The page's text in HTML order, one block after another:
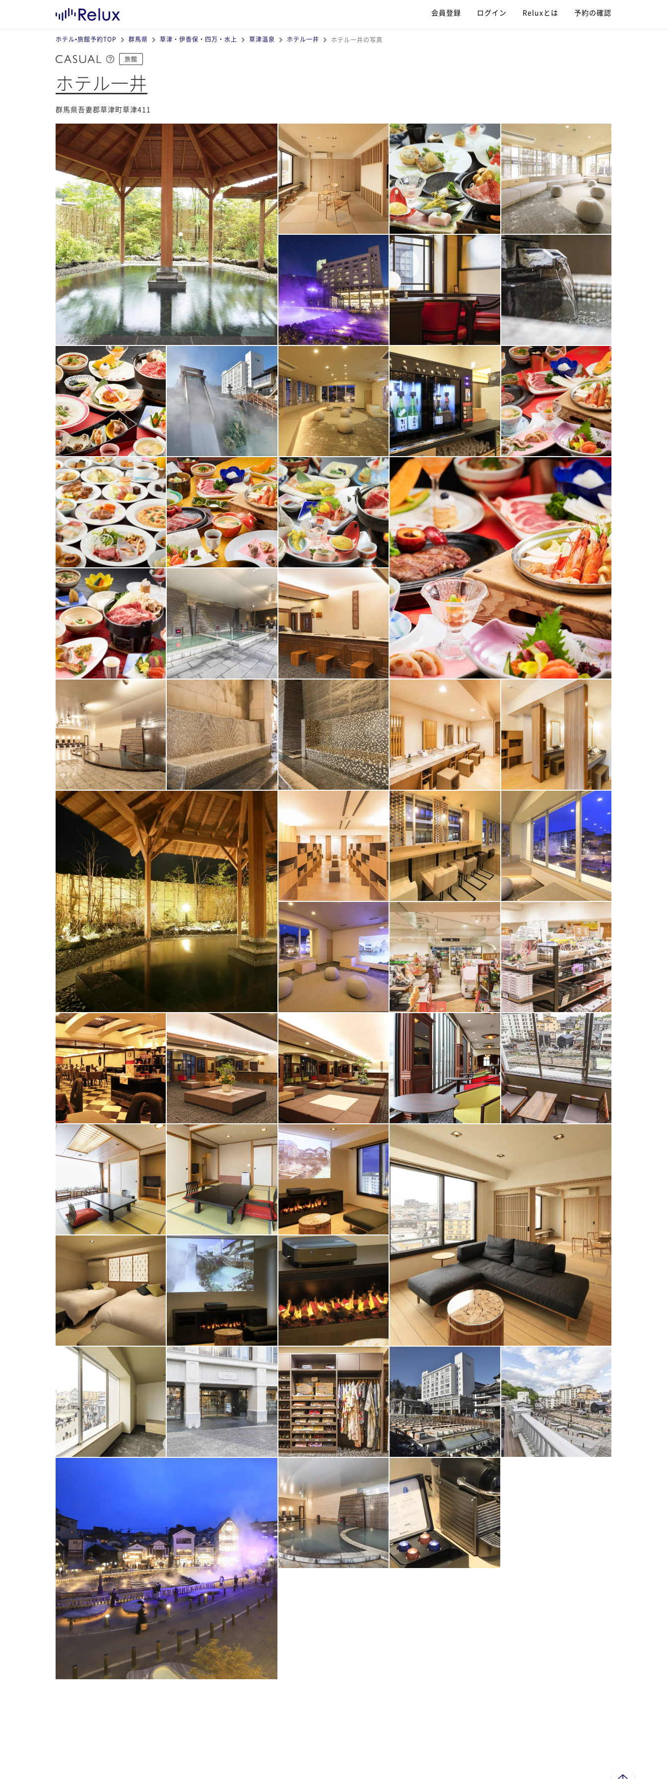
会員登録 ログイン Reluxとは 予約の確認
ホテル•旅館予約TOP 群馬県 草津・伊香保・四万・水上 草津温泉 ホテル一井 ホテル一井の写真
旅館
ホテル一井
群馬県吾妻郡草津町草津411